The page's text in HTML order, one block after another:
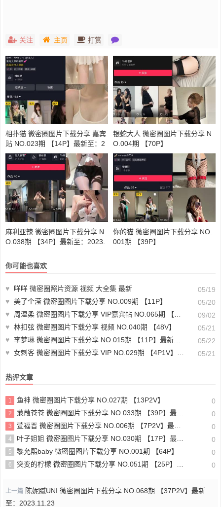
关注 主页 打赏
相扑猫 微密圈图片下载分享 嘉宾
贴 NO.023期 【14P】最新至：2
023.6.26
银蛇大人 微密圈图片下载分享 N
O.004期 【70P】
麻利亚辣 微密圈图片下载分享 N
O.038期 【34P】最新至：2023.
你的猫 微密圈图片下载分享 NO.
001期 【39P】
你可能也喜欢
♥ 咩咩 微密圈照片资源 视频 大全集 最新
05/19
♥ 美了个滢 微密圈图片下载分享 NO.009期 【11P】
05/20
♥
周温柔 微密圈图片下载分享 VIP嘉宾帖 NO.065期 【17P】最新至：2024.8.28
09/02
♥ 林扣弦 微密圈图片下载分享 视频 NO.040期 【48V】
05/21
♥ 李梦琳 微密圈图片下载分享 NO.015期 【11P】最新至：2023.9.1
05/22
♥ 女刺客 微密圈图片下载分享 VIP NO.029期 【4P1V】最新至：2023.6.19 05/21
热评文章
1 鱼神 微密圈图片下载分享 NO.027期 【13P2V】 0
2 蒹葭苍苍 微密圈图片下载分享 NO.033期 【39P】最新至：2024.9.2 0
3 萱福晋 微密圈图片下载分享 NO.006期 【7P2V】最新至：2023.8.21 0
4 叶子姐姐 微密圈图片下载分享 NO.030期 【17P】最新至：2024.9.6 0
5 黎允熙baby 微密圈图片下载分享 NO.001期 【64P】 0
6 突变的柠檬 微密圈图片下载分享 NO.051期 【25P】最新至：2024.9.8 0
上一篇 陈妮腻UNI 微密圈图片下载分享 NO.068期 【37P2V】最新
至：2023.11.23